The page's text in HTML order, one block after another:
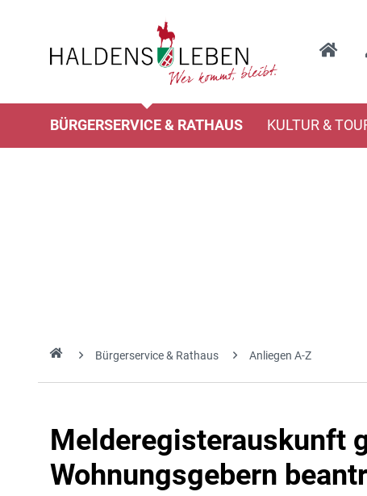
BÜRGERSERVICE & RATHAUS KULTUR &
Bürgerservice & Rathaus Anliegen A-Z
Melderegisterauskunft
Wohnungsgebern